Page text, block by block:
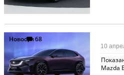
Новости68
Mazda
10